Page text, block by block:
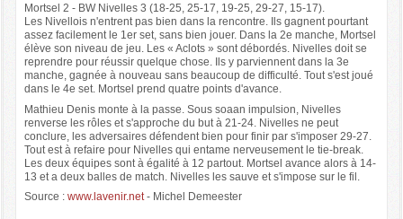
Mortsel 2 - BW Nivelles 3 (18-25, 25-17, 19-25, 29-27, 15-17).
Les Nivellois n'entrent pas bien dans la rencontre. Ils gagnent pourtant
assez facilement le 1er set, sans bien jouer. Dans la 2e manche, Mortsel
élève son niveau de jeu. Les « Aclots » sont débordés. Nivelles doit se
reprendre pour réussir quelque chose. Ils y parviennent dans la 3e
manche, gagnée à nouveau sans beaucoup de difficulté. Tout s'est joué
dans le 4e set. Mortsel prend quatre points d'avance.
Mathieu Denis monte à la passe. Sous soaan impulsion, Nivelles
renverse les rôles et s'approche du but à 21-24. Nivelles ne peut
conclure, les adversaires défendent bien pour finir par s'imposer 29-27.
Tout est à refaire pour Nivelles qui entame nerveusement le tie-break.
Les deux équipes sont à égalité à 12 partout. Mortsel avance alors à 14-
13 et a deux balles de match. Nivelles les sauve et s'impose sur le fil.
Source : www.lavenir.net- Michel Demeester